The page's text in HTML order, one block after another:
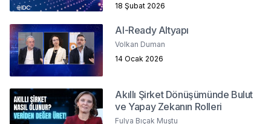
18 Şubat 2026
AI-Ready Altyapı
Volkan Duman
14 Ocak 2026
Akıllı Şirket Dönüşümünde Bulut
ve Yapay Zekanın Rolleri
Fulya Bıçak Muştu